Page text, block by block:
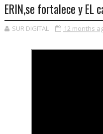
ERIN,se fortalece y EL
SUR DIGITAL 12 months